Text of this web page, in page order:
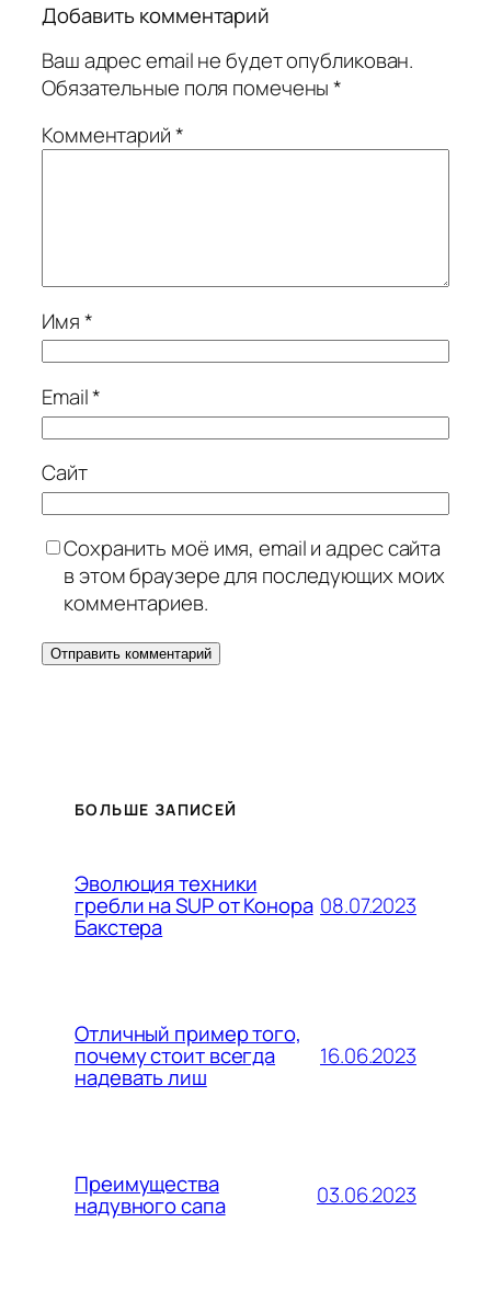
Добавить комментарий
Ваш адрес email не будет опубликован.
Обязательные поля помечены*
Комментарий*
Имя*
Email*
Сайт
Сохранить моё имя, email и адрес сайта
в этом браузере для последующих моих
комментариев.
БОЛЬШЕ ЗАПИСЕЙ
Эволюция техники
гребли на SUP от Конора
Бакстера
08.07.2023
Отличный пример того,
почему стоит всегда
надевать лиш
16.06.2023
Преимущества
надувного сапа 03.06.2023